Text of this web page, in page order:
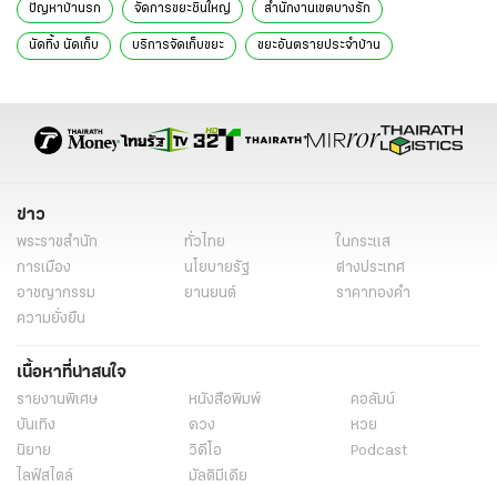
ปัญหาบ้านรก จัดการขยะชิ้นใหญ่ สำนักงานเขตบางรัก
นัดทิ้ง นัดเก็บ บริการจัดเก็บขยะ ขยะอันตรายประจำบ้าน
พื้นที่เป้าหมาย บริการสาธารณะกรุงเทพมหานคร
นัดทิ้งขยะชิ้นใหญ่ นัดทิ้งขยะชิ้นใหญ่ กทม นัดทิ้ง นัดเก็บ ขยะชิ้นใหญ่
ขยะชิ้นใหญ่ กทม ขยะชิ้นใหญ่ ทิ้งที่ไหน กทมขยะชิ้นใหญ่ ทิ้งที่ไหน
โทษทิ้งขยะลงคูคลอง
ข่าว
พระราชสำนัก ทั่วไทย
ในกระแส
การเมือง
นโยบายรัฐ
ต่างประเทศ
อาชญากรรม
ยานยนต์
ราคาทองคำ
ความยั่งยืน
เนื้อหาที่น่าสนใจ
รายงานพิเศษ หนังสือพิมพ์
คอลัมน์
บันเทิง
ดวง
หวย
นิยาย
วิดีโอ
Podcast
ไลฟ์สไตล์
มัลติมีเดีย